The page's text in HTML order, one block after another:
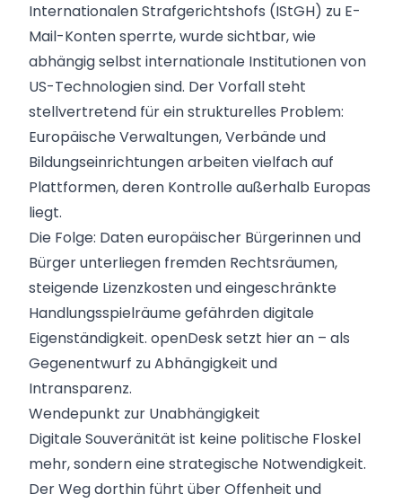
Internationalen Strafgerichtshofs (IStGH) zu E-
Mail-Konten sperrte, wurde sichtbar, wie
abhängig selbst internationale Institutionen von
US-Technologien sind. Der Vorfall steht
stellvertretend für ein strukturelles Problem:
Europäische Verwaltungen, Verbände und
Bildungseinrichtungen arbeiten vielfach auf
Plattformen, deren Kontrolle außerhalb Europas
liegt.
Die Folge: Daten europäischer Bürgerinnen und
Bürger unterliegen fremden Rechtsräumen,
steigende Lizenzkosten und eingeschränkte
Handlungsspielräume gefährden digitale
Eigenständigkeit. openDesk setzt hier an – als
Gegenentwurf zu Abhängigkeit und
Intransparenz.
Wendepunkt zur Unabhängigkeit
Digitale Souveränität ist keine politische Floskel
mehr, sondern eine strategische Notwendigkeit.
Der Weg dorthin führt über Offenheit und